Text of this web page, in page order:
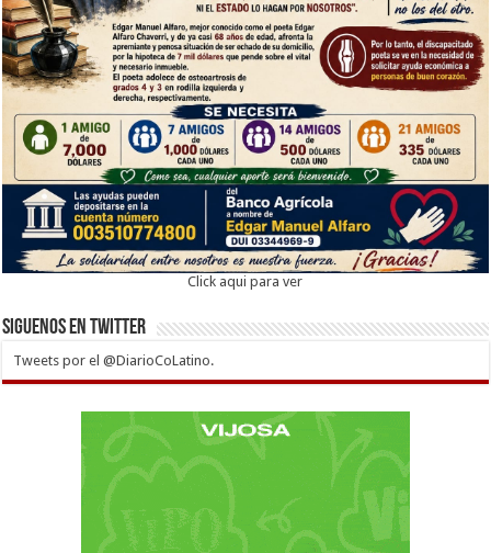
Click aqui para ver
Siguenos en twitter
Tweets por el @DiarioCoLatino.